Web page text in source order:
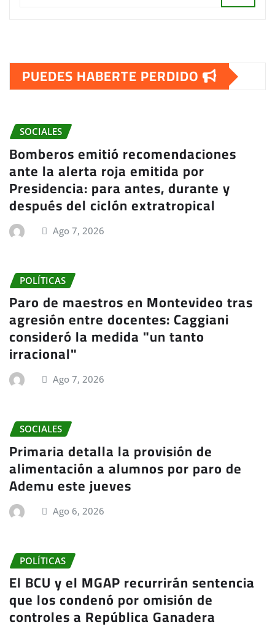
PUEDES HABERTE PERDIDO
SOCIALES
Bomberos emitió recomendaciones
ante la alerta roja emitida por
Presidencia: para antes, durante y
después del ciclón extratropical
Ago 7, 2026
POLÍTICAS
Paro de maestros en Montevideo tras
agresión entre docentes: Caggiani
consideró la medida "un tanto
irracional"
Ago 7, 2026
SOCIALES
Primaria detalla la provisión de
alimentación a alumnos por paro de
Ademu este jueves
Ago 6, 2026
POLÍTICAS
El BCU y el MGAP recurrirán sentencia
que los condenó por omisión de
controles a República Ganadera